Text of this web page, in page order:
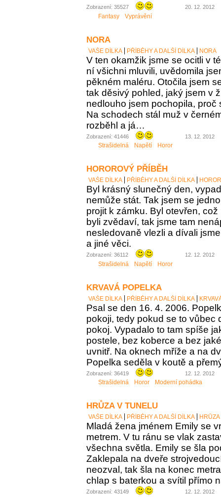
Zobrazení: 35527 20. 12. 2012
Fantasy Vyprávění
NORA
VAŠE DÍLKA PŘÍBĚHY A DALŠÍ DÍLKA NORA
V ten okamžik jsme se ocitli v
ní všichni mluvili, uvědomila
pěkném maléru. Otočila jsem
tak děsivý pohled, jaký jsem v
nedlouho jsem pochopila, proč
Na schodech stál muž v
rozběhl a já…
Zobrazení: 41446 13. 12. 2012
Strašidelná Napětí Horor
HOROROVÝ PŘÍBĚH
VAŠE DÍLKA PŘÍBĚHY A DALŠÍ DÍLKA
Byl krásný slunečný den,
nemůže stát. Tak jsem se
projit k zámku. Byl otevřen,
byli zvědaví, tak jsme tam
nesledovaně vlezli a dívali
a jiné věci.
Zobrazení: 36112 12. 12. 2012
Strašidelná Napětí Horor
KRVAVÁ POPELKA
VAŠE DÍLKA PŘÍBĚHY A DALŠÍ DÍLKA
Psal se den 16. 4. 2006.
pokoji, tedy pokud se to vůbec
pokoj. Vypadalo to tam spíše
postele, bez koberce a bez
uvnitř. Na oknech mříže a na
Popelka seděla v koutě a
Zobrazení: 36419 12. 12. 2012
Strašidelná Horor Moderní pohádka
HRŮZA V TUNELU
VAŠE DÍLKA PŘÍBĚHY A DALŠÍ DÍLKA
Mladá žena jménem Emily se
metrem. V tu ránu se vlak
všechna světla. Emily se šla
Zaklepala na dveře
neozval, tak šla na konec
chlap s baterkou a svítil přímo
Zobrazení: 43149 12. 12. 2012